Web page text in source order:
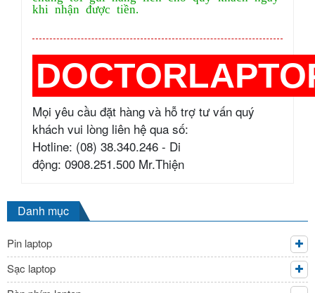
khi nhận được tiền.
Mọi yêu cầu đặt hàng và hỗ trợ tư vấn quý
khách vui lòng liên hệ qua số:
Hotline: (08) 38.340.246 - Di
động: 0908.251.500 Mr.Thiện
Danh mục
Pin laptop
Sạc laptop